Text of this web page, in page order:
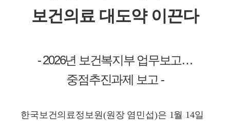
보건의료 대도약 이끈다
- 2026년 보건복지부 업무보고…
중점추진과제 보고 -
한국보건의료정보원(원장 염민섭)은 1월 14일